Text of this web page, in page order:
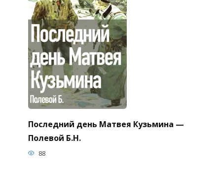
Последний день Матвея Кузьмина —
Полевой Б.Н.
88